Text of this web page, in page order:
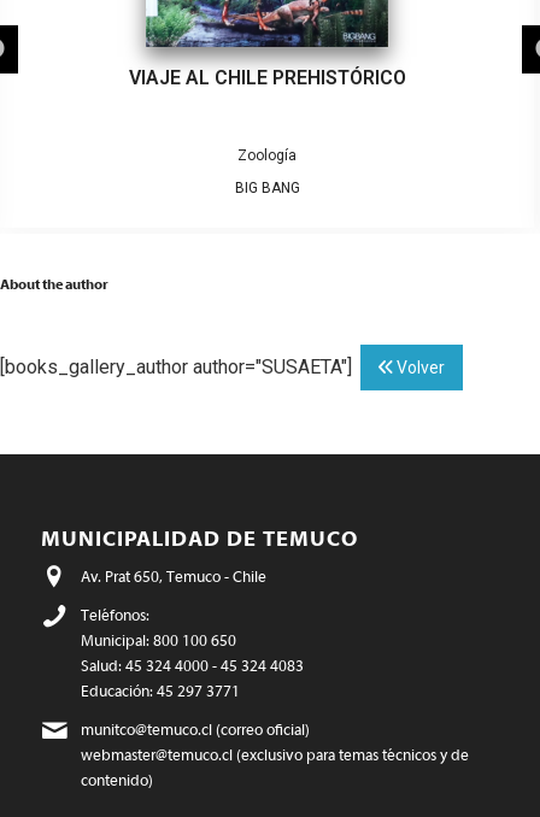
VIAJE AL CHILE PREHISTÓRICO
Zoología
BIG BANG
About the author
[books_gallery_author author="SUSAETA"] Volver
MUNICIPALIDAD DE TEMUCO
Av. Prat 650, Temuco - Chile
Teléfonos:
Municipal: 800 100 650
Salud: 45 324 4000 - 45 324 4083
Educación: 45 297 3771
munitco@temuco.cl(correo oficial)
webmaster@temuco.cl(exclusivo para temas técnicos y de
contenido)